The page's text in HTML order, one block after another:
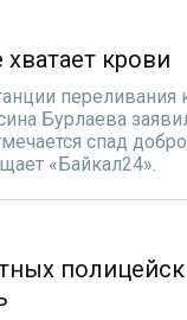
крови
переливания
Бурлаева
спад
«Байкал24».